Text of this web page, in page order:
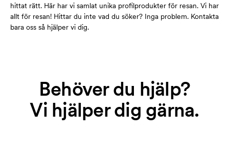
hittat rätt. Här har vi samlat unika profilprodukter för resan. Vi har
allt för resan! Hittar du inte vad du söker? Inga problem. Kontakta
bara oss så hjälper vi dig.
Behöver du hjälp?
Vi hjälper dig gärna.